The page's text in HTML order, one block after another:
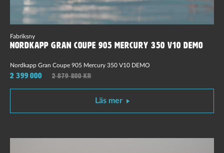
Fabriksny
Nordkapp Gran Coupe 905 Mercury 350 V10 Demo
Nordkapp Gran Coupe 905 Mercury 350 V10 DEMO
2 399 000 2 879 800 kr
Läs mer